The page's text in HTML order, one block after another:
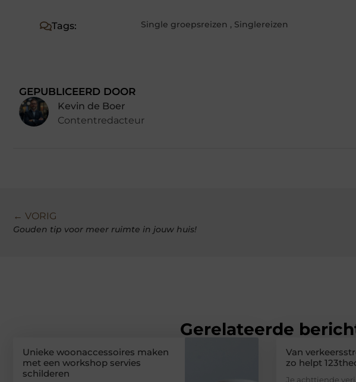
Tags: Single groepsreizen , Singlereizen
GEPUBLICEERD DOOR
Kevin de Boer
Contentredacteur
← VORIG
Gouden tip voor meer ruimte in jouw huis!
Gerelateerde
Unieke woonaccessoires maken
met een workshop servies
schilderen
Van
zo helpt
Je achttiende